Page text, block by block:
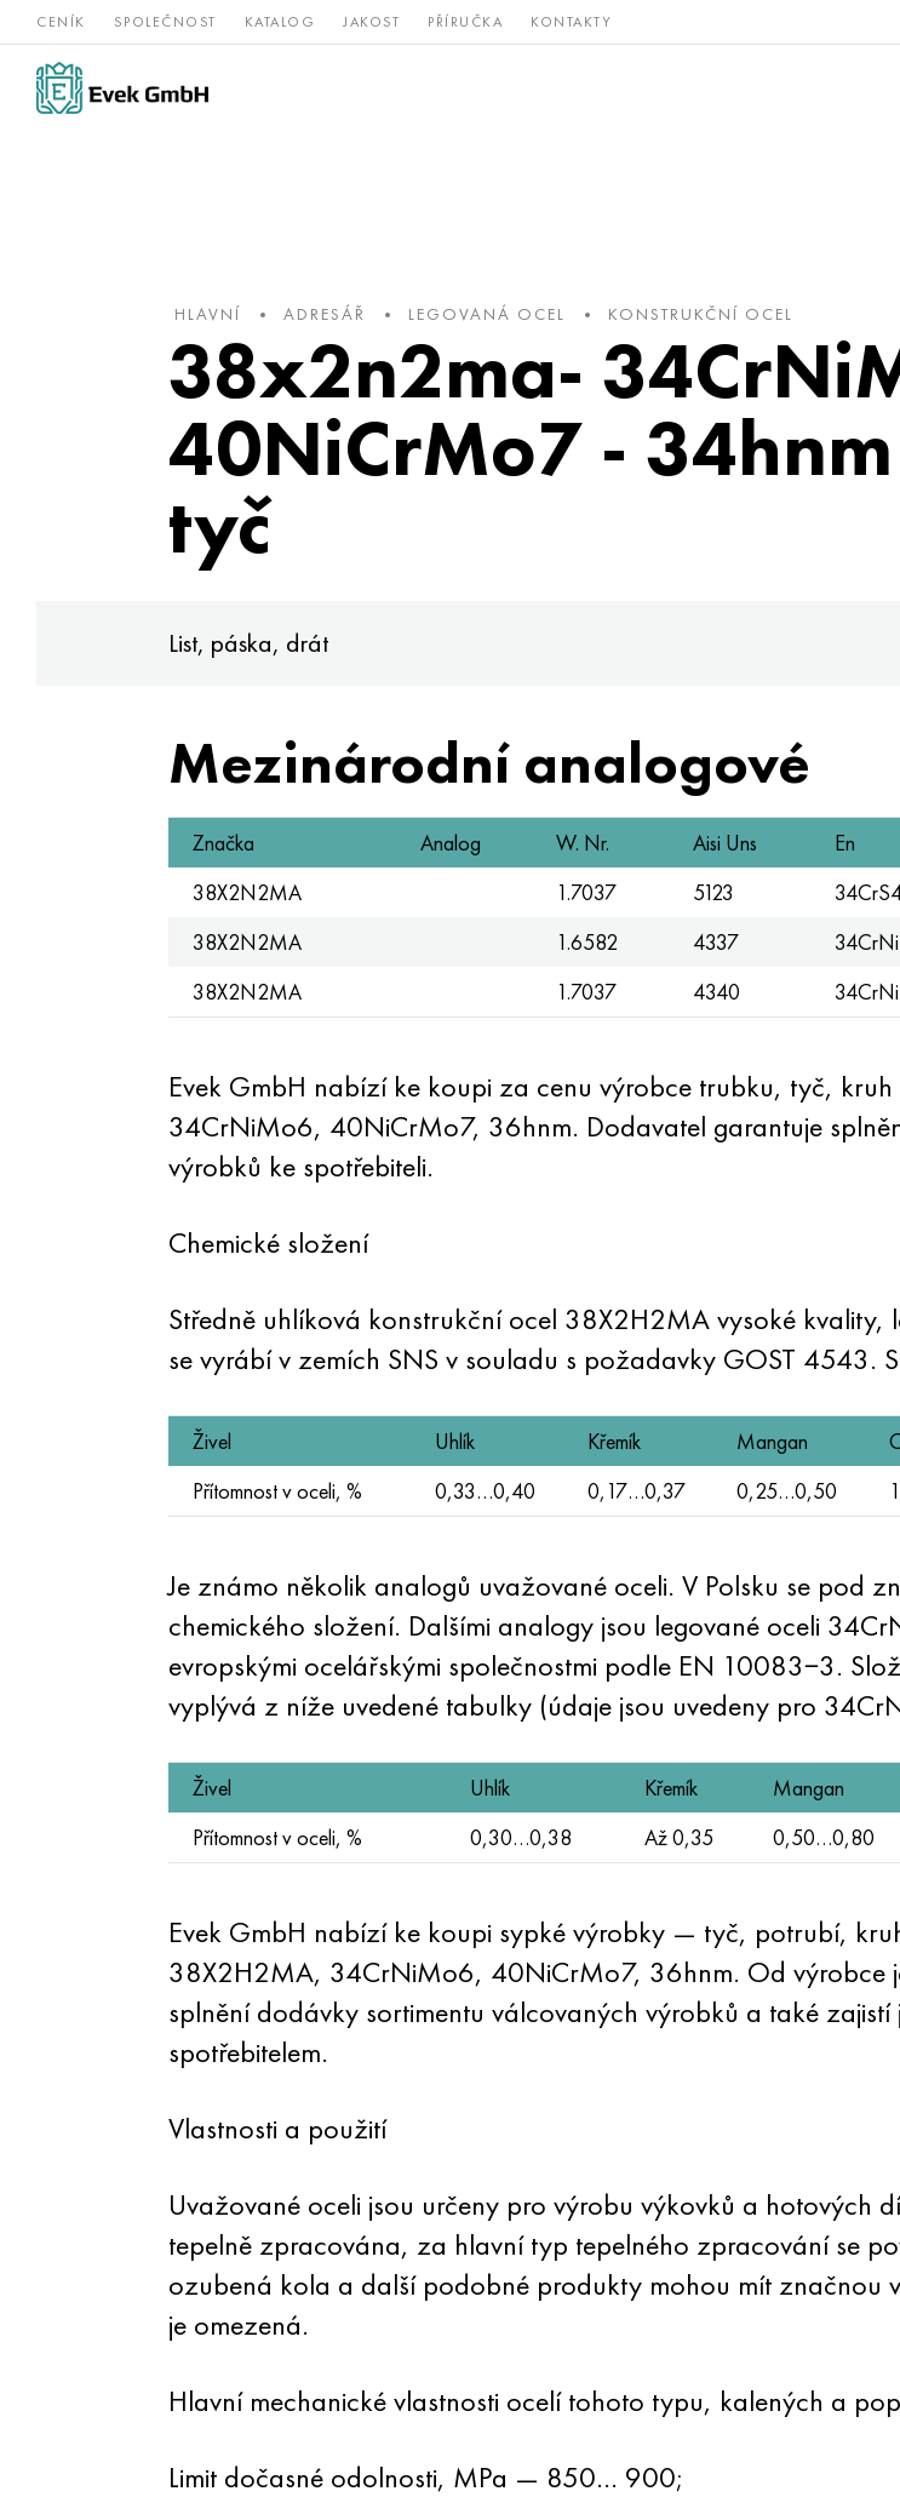
CENÍK SPOLEČNOST KATALOG JAKOST PŘÍRUČKA KONTAKTY
Slitiny
niklu
nerezová Vzácné a Bronz,
HLAVNÍ ADRESÁŘ LEGOVANÁ OCEL KONSTRUKČNÍ OCEL
38x2n2ma-
40NiCrMo7 -
tyč
List, páska, drát
Mezinárodní analogové
Značka Analog W. Nr. Aisi Uns En
38X2N2MA
1.7037 5123
38X2N2MA
1.6582 4337
38X2N2MA
1.7037 4340
Evek GmbH nabízí ke koupi za cenu výrobce trubku, tyč,
34CrNiMo6, 40NiCrMo7, 36hnm. Dodavatel garantuje
výrobků ke spotřebiteli.
Chemické složení
Středně uhlíková konstrukční ocel 38X2H2MA vysoké kvality,
se vyrábí v zemích SNS v souladu s požadavky GOST 4543.
Živel Uhlík Křemík Mangan
Přítomnost v oceli, %
0,33…0,40 0,17…0,37 0,25…0,50
Je známo několik analogů uvažované oceli. V Polsku se pod
chemického složení. Dalšími analogy jsou legované oceli
evropskými ocelářskými společnostmi podle EN 10083−3.
vyplývá z níže uvedené tabulky (údaje jsou uvedeny pro
Živel Uhlík Křemík Mangan
Přítomnost v oceli, %
0,30…0,38 Až 0,35 0,50…0,80
Evek GmbH nabízí ke koupi sypké výrobky — tyč, potrubí,
38X2H2MA, 34CrNiMo6, 40NiCrMo7, 36hnm. Od výrobce
splnění dodávky sortimentu válcovaných výrobků a také
spotřebitelem.
Vlastnosti a použití
Uvažované oceli jsou určeny pro výrobu výkovků a hotových
tepelně zpracována, za hlavní typ tepelného zpracování se
ozubená kola a další podobné produkty mohou mít značnou
je omezená.
Hlavní mechanické vlastnosti ocelí tohoto typu, kalených a
Limit dočasné odolnosti, MPa — 850… 900;